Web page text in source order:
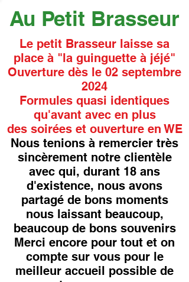
Au Petit Brasseur
Le petit Brasseur laisse sa
place à "la guinguette à jéjé"
Ouverture dès le 02 septembre
2024
Formules quasi identiques
qu'avant avec en plus
des soirées et ouverture en WE
Nous tenions à remercier très
sincèrement notre clientèle
avec qui, durant 18 ans
d'existence, nous avons
partagé de bons moments
nous laissant beaucoup,
beaucoup de bons souvenirs
Merci encore pour tout et on
compte sur vous pour le
meilleur accueil possible de